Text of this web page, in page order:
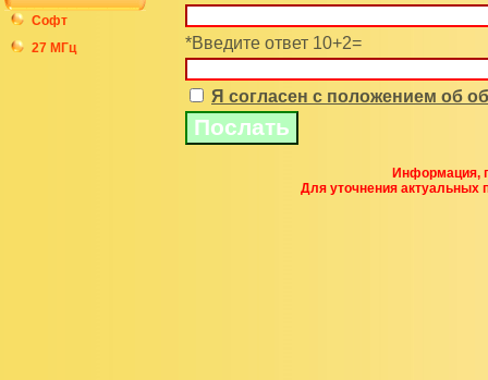
Софт
27 МГц
*Введите ответ 10+2=
Я согласен с положением об
Информация,
Для уточнения актуальных